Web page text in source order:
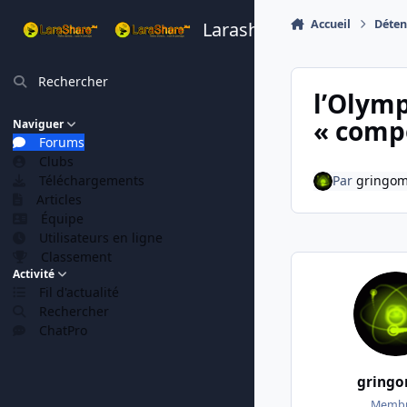
Larashare
Rechercher
Naviguer
Forums
Clubs
Téléchargements
Articles
Équipe
Utilisateurs en ligne
Classement
Activité
Fil d'actualité
Rechercher
ChatPro
Accueil
«
Par